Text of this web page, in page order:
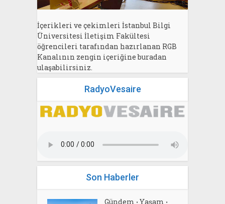
İçerikleri ve çekimleri İstanbul Bilgi
Üniversitesi İletişim Fakültesi
öğrencileri tarafından hazırlanan RGB
Kanalının zengin içeriğine buradan
ulaşabilirsiniz.
RadyoVesaire
Son Haberler
Gündem • Yaşam •